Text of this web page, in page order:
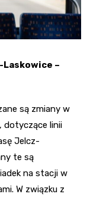
Laskowice –
są zmiany w
dotyczące linii
Jelcz-
te są
na stacji w
W związku z